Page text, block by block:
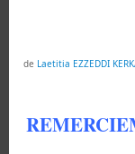
de Laetitia EZZEDDI